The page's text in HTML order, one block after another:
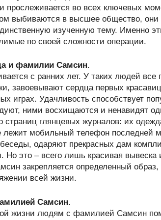
во всех ключевых
выбиваются в высшее общество, они
изученную тему. Именно
по своей сложности операции.
и фамилии Самсин.
с ранних лет. У таких людей все
завоевывают сердца первых
играх. Удачливость способствует
ними восхищаются и ненавидят
глянцевых журналов: их
лежит мобильный телефон последней
одаряют прекрасных дам
Но это – всего лишь красивая
закрепляется определенный образ,
всей жизни.
Самсин.
жизни людям с фамилией Самсин